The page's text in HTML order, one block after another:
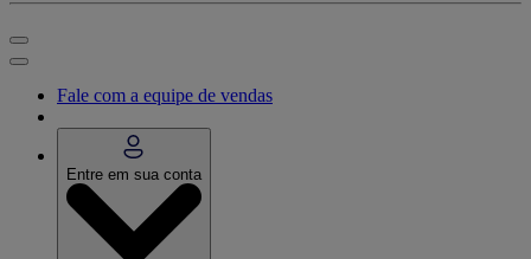
Fale com a equipe de vendas
Entre em sua conta